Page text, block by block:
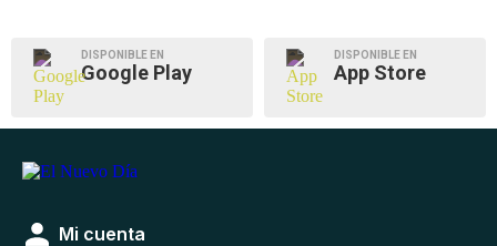
DISPONIBLE EN
Google Play
DISPONIBLE EN
App Store
Mi cuenta